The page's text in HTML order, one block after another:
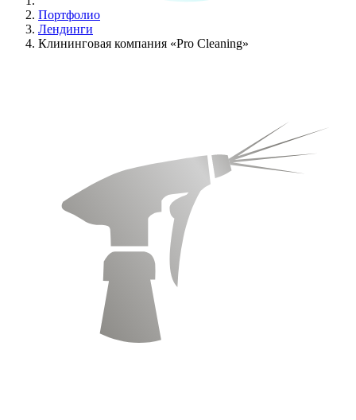
Портфолио
Лендинги
Клининговая компания «Pro Cleaning»